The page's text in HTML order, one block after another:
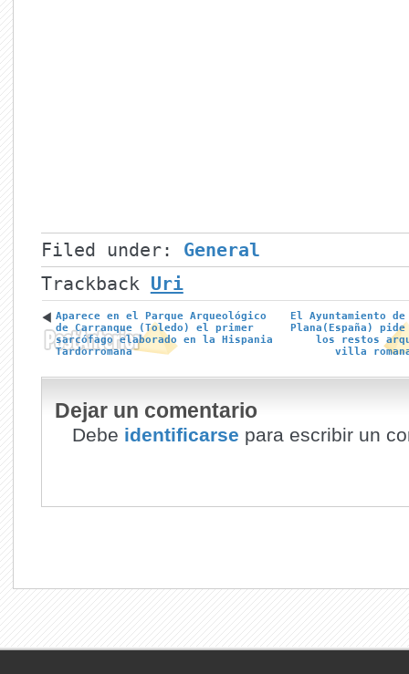
Filed under: General
Trackback Uri
Aparece en el Parque Arqueológico
de Carranque (Toledo) el primer
sarcófago elaborado en la Hispania
Tardorromana
El Ayuntamiento
Plana(España)
los restos
villa
Dejar un comentario
Debe identificarse para escribir un